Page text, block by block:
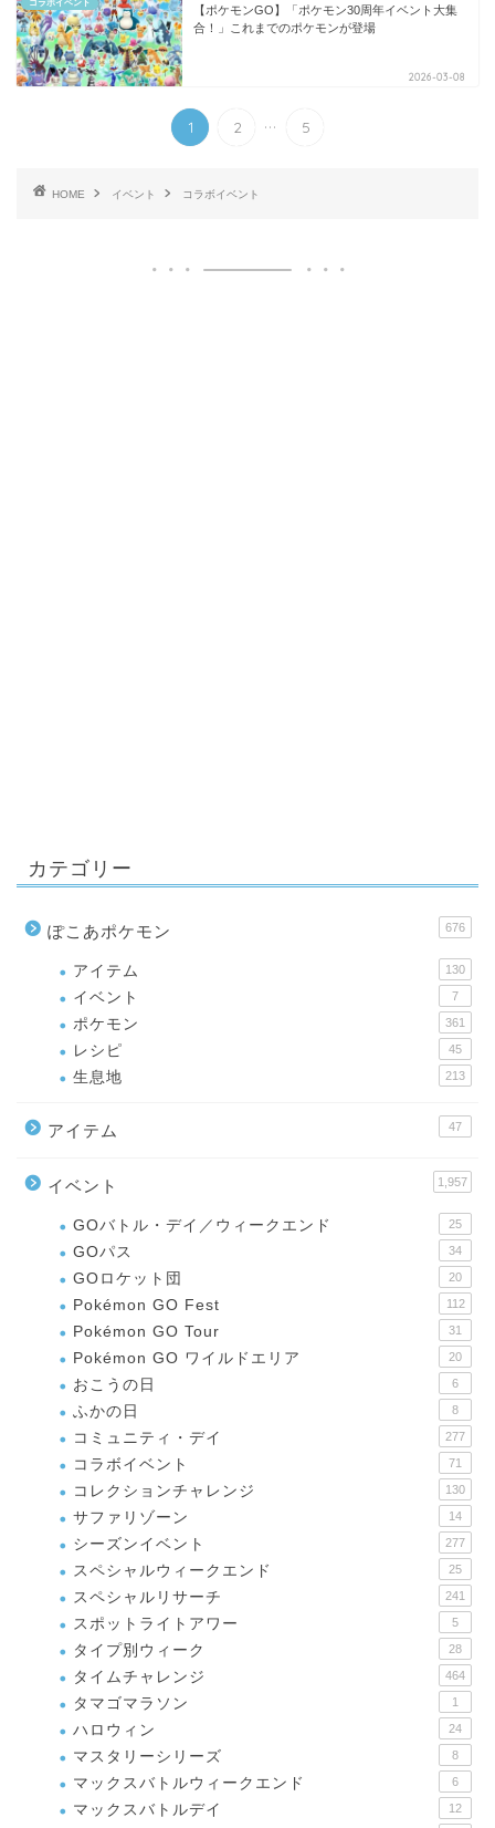
コラボイベント
【ポケモンGO】「ポケモン30周年イベント大集
合！」これまでのポケモンが登場
2026-03-08
1 2 ... 5
HOME イベント コラボイベント
カテゴリー
ぽこあポケモン 676
アイテム 130
イベント 7
ポケモン 361
レシピ 45
生息地 213
アイテム 47
イベント 1,957
GOバトル・デイ／ウィークエンド 25
GOパス 34
GOロケット団 20
Pokémon GO Fest 112
Pokémon GO Tour 31
Pokémon GO ワイルドエリア 20
おこうの日 6
ふかの日 8
コミュニティ・デイ 277
コラボイベント 71
コレクションチャレンジ 130
サファリゾーン 14
シーズンイベント 277
スペシャルウィークエンド 25
スペシャルリサーチ 241
スポットライトアワー 5
タイプ別ウィーク 28
タイムチャレンジ 464
タマゴマラソン 1
ハロウィン 24
マスタリーシリーズ 8
マックスバトルウィークエンド 6
マックスバトルデイ 12